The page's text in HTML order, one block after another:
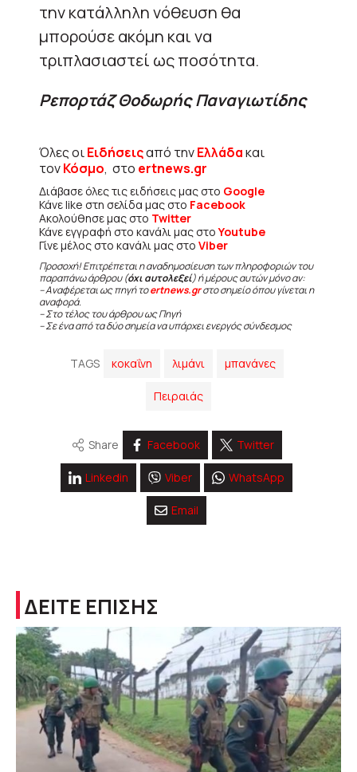
την κατάλληλη νόθευση θα
μπορούσε ακόμη και να
τριπλασιαστεί ως ποσότητα.
Ρεπορτάζ Θοδωρής Παναγιωτίδης
Όλες οιΕιδήσειςαπό τηνΕλλάδακαι
τονΚόσμο, στο ertnews.gr
Διάβασε όλες τις ειδήσεις μας στο Google
Κάνε like στη σελίδα μας στο Facebook
Ακολούθησε μας στο Twitter
Κάνε εγγραφή στο κανάλι μας στοYoutube
Γίνε μέλος στο κανάλι μας στο Viber
Προσοχή! Επιτρέπεται η αναδημοσίευση των πληροφοριών του
παραπάνω άρθρου (όχι αυτολεξεί) ή μέρους αυτών μόνο αν:
– Αναφέρεται ως πηγή τοertnews.grστο σημείο όπου γίνεται η
αναφορά.
– Στο τέλος του άρθρου ως Πηγή
– Σε ένα από τα δύο σημεία να υπάρχει ενεργός σύνδεσμος
TAGS κοκαΐνη λιμάνι μπανάνες
Πειραιάς
Share Facebook Twitter
Linkedin Viber WhatsApp
Email
ΔΕΙΤΕ ΕΠΙΣΗΣ